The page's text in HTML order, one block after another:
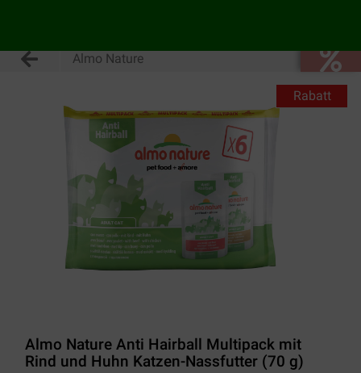
Almo Nature
Rabatt
Almo Nature Anti Hairball Multipack mit
Rind und Huhn Katzen-Nassfutter (70 g)